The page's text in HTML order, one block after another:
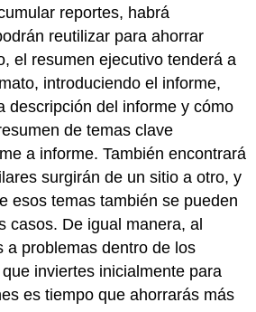
reportes, habrá
reutilizar para ahorrar
el resumen ejecutivo tenderá a
introduciendo el informe,
descripción del informe y cómo
de temas clave
a informe. También encontrará
surgirán de un sitio a otro, y
esos temas también se pueden
casos. De igual manera, al
a problemas dentro de los
inviertes inicialmente para
es tiempo que ahorrarás más